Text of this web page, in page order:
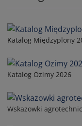
Katalog Międzyplony
Katalog Ozimy 2026
Wskazowki